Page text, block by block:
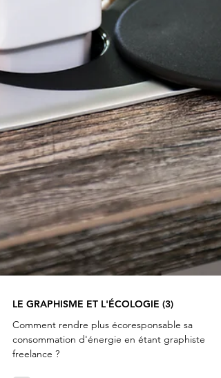
LE GRAPHISME ET L'ÉCOLOGIE (3)
Comment rendre plus écoresponsable sa
consommation d'énergie en étant graphiste